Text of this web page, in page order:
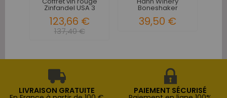
Zinfandel USA 3
123,66 €
137,40 €
Boneshaker
39,50 €
LIVRAISON GRATUITE PAIEMENT SÉCURISÉ